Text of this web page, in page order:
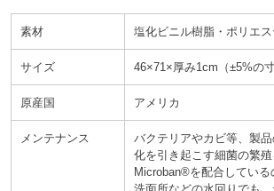
素材 塩化ビニル樹脂・ポリエ
サイズ 46×71×厚み1cm ±5%の
原産国 アメリカ
メンテナンス バクテリアやカビ等、製
化を引き起こす細菌の繁
Microban®を配合してい